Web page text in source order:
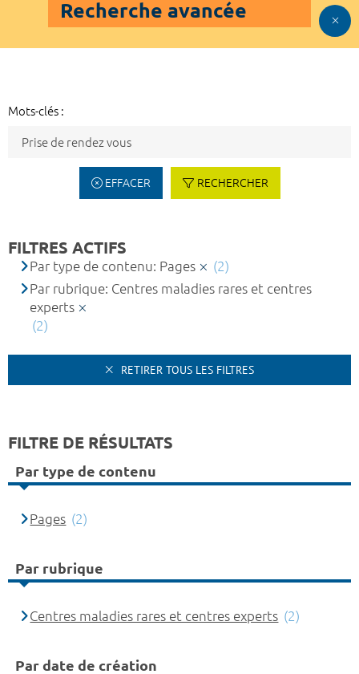
Recherche avancée
Mots-clés :
EFFACER RECHERCHER
FILTRES ACTIFS
Par type de contenu: Pages
(2)
Par rubrique: Centres maladies rares et centres
experts
(2)
RETIRER TOUS LES FILTRES
FILTRE DE RÉSULTATS
Par type de contenu
Pages (2)
Par rubrique
Centres maladies rares et centres experts (2)
Par date de création